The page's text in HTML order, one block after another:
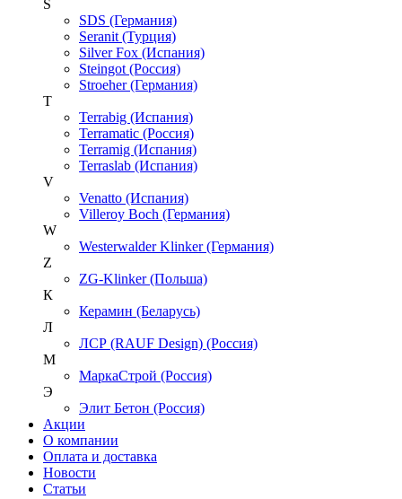
S
SDS (Германия)
Seranit (Турция)
Silver Fox (Испания)
Steingot (Россия)
Stroeher (Германия)
T
Terrabig (Испания)
Terramatic (Россия)
Terramig (Испания)
Terraslab (Испания)
V
Venatto (Испания)
Villeroy Boch (Германия)
W
Westerwalder Klinker (Германия)
Z
ZG-Klinker (Польша)
К
Керамин (Беларусь)
Л
ЛСР (RAUF Design) (Россия)
М
МаркаСтрой (Россия)
Э
Элит Бетон (Россия)
Акции
О компании
Оплата и доставка
Новости
Статьи